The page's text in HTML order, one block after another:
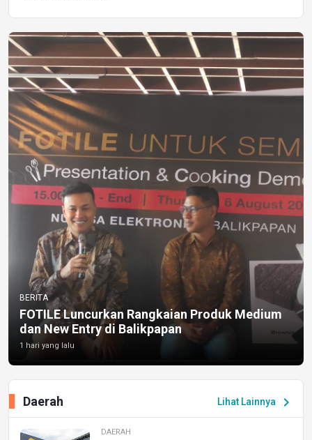
BERITA
FOTILE Luncurkan Rangkaian Produk Medium
dan New Entry di Balikpapan
1 hari yang lalu
Lihat Lainnya chevron_right
Daerah
DAERAH